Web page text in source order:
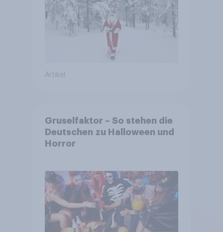
Artikel
Gruselfaktor – So stehen die
Deutschen zu Halloween und
Horror